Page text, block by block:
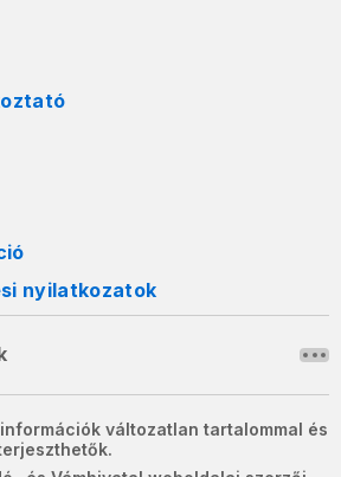
nyilatkozatok
változatlan tartalommal és